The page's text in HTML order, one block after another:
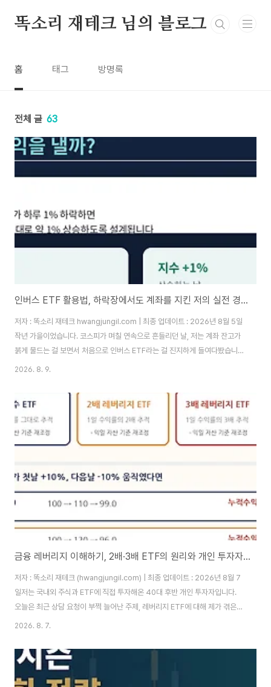
똑소리 재테크 님의 블로그
홈 태그 방명록
전체 글 63
인버스 ETF 활용법, 하락장에서도 계좌를 지킨 저의 실전 경험담
저자 : 똑소리 재테크 hwangjungil.com | 최종 업데이트 : 2026년 8월 5일
작년 가을이었습니다. 코스피가 며칠 연속으로 흔들리던 날, 저는 계좌 잔고가
붉게 물드는 걸 보면서 처음으로 인버스 ETF라는 걸 진지하게 들여다봤습니
다. 그전까지는 "지수가 떨어지면 오르는 상품이 있다더라" 정도로만 알고 있
서 소액으로 KODEX 인버스를 처음 매수해봤고, 며칠 뒤에는 욕심을 부려 곱
버스라 불리는 2배 인버스 상품까지 손을 댔습니다. 결과부터 말씀드리면 절반
은 성공했고 절반은 뼈아픈 수업료를 냈습니다.이 글은 그 경험을 바탕으로,
40대 이상 투자자분들이 하락장에서 인버스 ETF를 어떻게 이해하고 활용하
2026. 8. 9.
금융 레버리지 이해하기, 2배·3배 ETF의 원리와 개인 투자자가 반드시 알아야 할 유의사항
저자 : 똑소리 재테크 (hwangjungil.com) | 최종 업데이트 : 2026년 8월 7
일저는 국내외 주식과 ETF에 직접 투자해온 40대 후반 개인 투자자입니다.
오늘은 최근 상담 요청이 부쩍 늘어난 주제, 레버리지 ETF에 대해 제가 겪은
경험을 바탕으로 정리해 보려고 합니다.계좌가 반토막 났는데, 지수는 왜 제자
배 레버리지 상품에 투자금의 절반을 넣었습니다. 그 후배는 두 달 뒤 계좌를 보
여주며 이렇게 물었습니다. "형, 코스닥은 그때랑 비슷한데 왜 제 계좌는 반토
막이 났을까요?" 저는 그 질문에 바로 답할 수 있었습니다. 왜냐하면 저 역시
2026. 8. 7.